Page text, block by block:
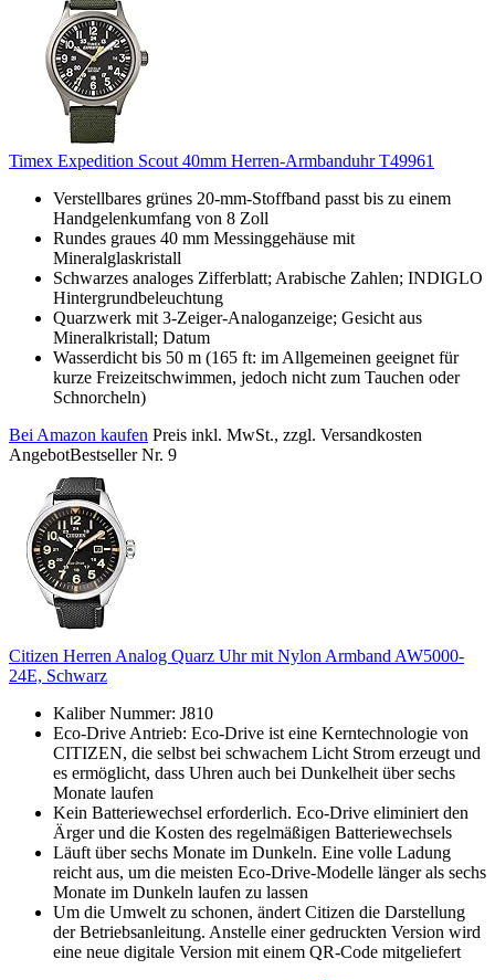
Timex Expedition Scout 40mm Herren-Armbanduhr T49961
Verstellbares grünes 20-mm-Stoffband passt bis zu einem
Handgelenkumfang von 8 Zoll
Rundes graues 40 mm Messinggehäuse mit
Mineralglaskristall
Schwarzes analoges Zifferblatt; Arabische Zahlen; INDIGLO
Hintergrundbeleuchtung
Quarzwerk mit 3-Zeiger-Analoganzeige; Gesicht aus
Mineralkristall; Datum
Wasserdicht bis 50 m (165 ft: im Allgemeinen geeignet für
kurze Freizeitschwimmen, jedoch nicht zum Tauchen oder
Schnorcheln)
Bei Amazon kaufen Preis inkl. MwSt., zzgl. Versandkosten
AngebotBestseller Nr. 9
Citizen Herren Analog Quarz Uhr mit Nylon Armband AW5000-
24E, Schwarz
Kaliber Nummer: J810
Eco-Drive Antrieb: Eco-Drive ist eine Kerntechnologie von
CITIZEN, die selbst bei schwachem Licht Strom erzeugt und
es ermöglicht, dass Uhren auch bei Dunkelheit über sechs
Monate laufen
Kein Batteriewechsel erforderlich. Eco-Drive eliminiert den
Ärger und die Kosten des regelmäßigen Batteriewechsels
Läuft über sechs Monate im Dunkeln. Eine volle Ladung
reicht aus, um die meisten Eco-Drive-Modelle länger als sechs
Monate im Dunkeln laufen zu lassen
Um die Umwelt zu schonen, ändert Citizen die Darstellung
der Betriebsanleitung. Anstelle einer gedruckten Version wird
eine neue digitale Version mit einem QR-Code mitgeliefert